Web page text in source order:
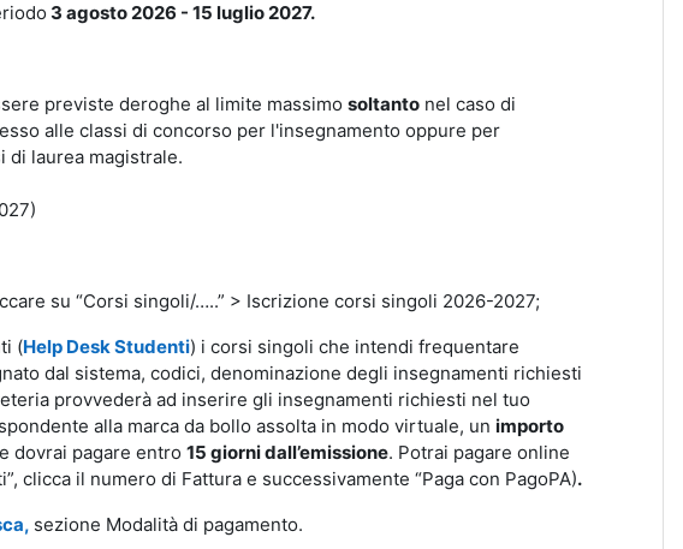
3 agosto 2026 - 15 luglio 2027.
previste deroghe al limite massimo soltantonel caso di
alle classi di concorso per l'insegnamento oppure per
laurea magistrale.
su “Corsi singoli/…..” > Iscrizione corsi singoli 2026-2027;
(Help Desk Studenti) i corsi singoli che intendi frequentare
dal sistema, codici, denominazione degli insegnamenti richiesti
provvederà ad inserire gli insegnamenti richiesti nel tuo
alla marca da bollo assolta in modo virtuale, un importo
dovrai pagare entro 15 giorni dall’emissione. Potrai pagare online
clicca il numero di Fattura e successivamente “Paga con PagoPA).
sezione Modalità di pagamento.